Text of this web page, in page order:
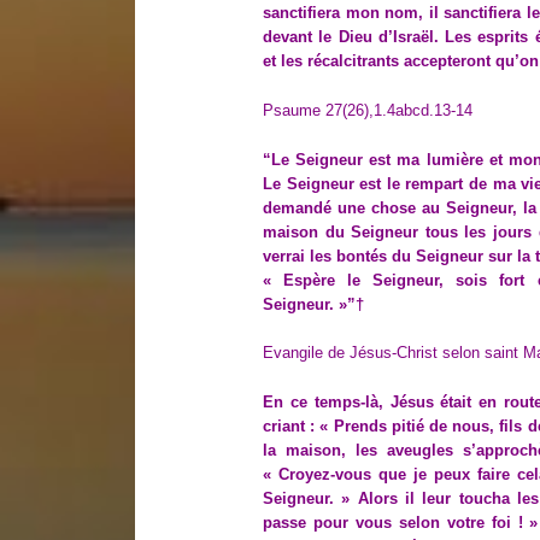
sanctifiera mon nom, il sanctifiera
devant le Dieu d’Israël. Les esprits
et les récalcitrants accepteront
Psaume 27(26),1.4abcd.13-14
“Le Seigneur est ma lumière et
Le Seigneur est le rempart de ma
demandé une chose au Seigneur,
maison du Seigneur tous les jours
verrai les bontés du Seigneur sur la
« Espère le Seigneur, sois fort
Seigneur. »”†
Evangile de Jésus-Christ selon saint
En ce temps-là, Jésus était en
criant : « Prends pitié de nous, fils
la maison, les aveugles
« Croyez-vous que je peux faire
Seigneur. » Alors il leur toucha
passe pour vous selon votre foi !